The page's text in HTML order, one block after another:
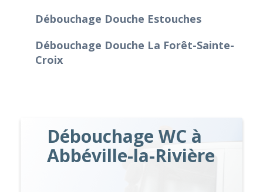
Débouchage Douche Estouches
Débouchage Douche La Forêt-Sainte-
Croix
Débouchage WC à
Abbéville-la-Rivière